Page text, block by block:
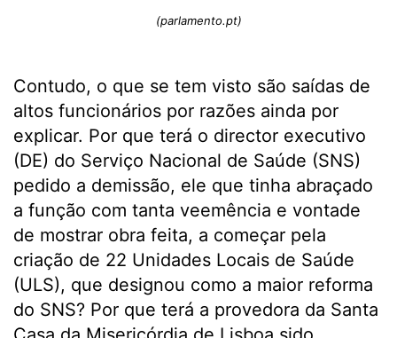
(parlamento.pt)
Contudo, o que se tem visto são saídas de
altos funcionários por razões ainda por
explicar. Por que terá o director executivo
(DE) do Serviço Nacional de Saúde (SNS)
pedido a demissão, ele que tinha abraçado
a função com tanta veemência e vontade
de mostrar obra feita, a começar pela
criação de 22 Unidades Locais de Saúde
(ULS), que designou como a maior reforma
do SNS? Por que terá a provedora da Santa